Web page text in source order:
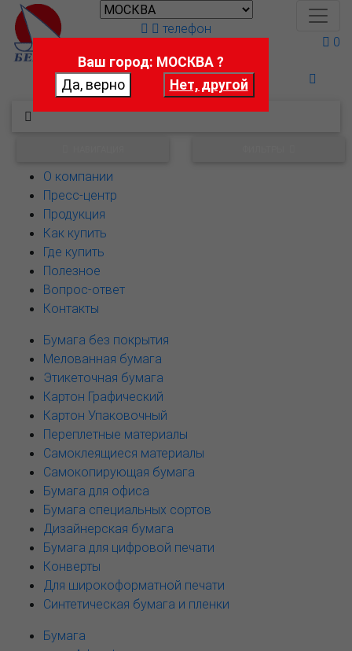
Поможем выбрать
телефон
0
О компании
Пресс-центр
Продукция
Как купить
Где купить
Полезное
Вопрос-ответ
Контакты
Бумага без покрытия
Мелованная бумага
Этикеточная бумага
Картон Графический
Картон Упаковочный
Переплетные материалы
Самоклеящиеся материалы
Самокопирующая бумага
Бумага для офиса
Бумага специальных сортов
Дизайнерская бумага
Бумага для цифровой печати
Конверты
Для широкоформатной печати
Синтетическая бумага и пленки
Бумага
Ваш город: МОСКВА ?